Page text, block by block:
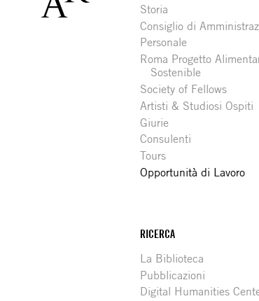
Storia
Consiglio di
Personale
Roma Progetto
Sostenible
Society of Fellows
Artisti & Studiosi Ospiti
Giurie
Consulenti
Tours
Opportunità di Lavoro
RICERCA
La Biblioteca
Pubblicazioni
Digital Humanities